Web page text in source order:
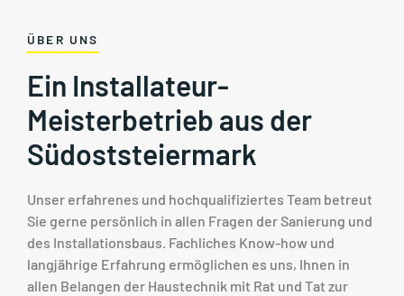
ÜBER UNS
Ein Installateur-
Meisterbetrieb aus der
Südoststeiermark
Unser erfahrenes und hochqualifiziertes Team betreut
Sie gerne persönlich in allen Fragen der Sanierung und
des Installationsbaus. Fachliches Know-how und
langjährige Erfahrung ermöglichen es uns, Ihnen in
allen Belangen der Haustechnik mit Rat und Tat zur